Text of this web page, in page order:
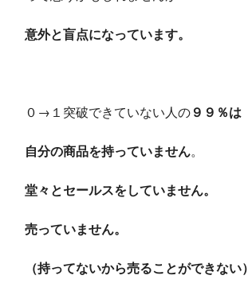
意外と盲点になっています。
０→１突破できていない人の ９９％は
自分の商品を持っていません
堂々とセールスをしていません。
売っていません。
（持ってないから売ることができない）